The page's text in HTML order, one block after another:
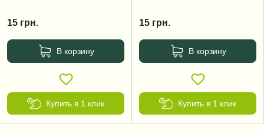
15 грн.
В корзину
Купить в 1 клик
15 грн.
В корзину
Купить в 1 клик